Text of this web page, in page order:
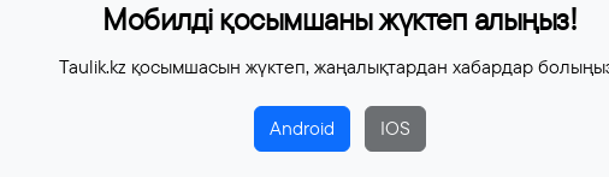
Мобилді қосымшаны жүктеп алыңыз!
Taulik.kz қосымшасын жүктеп, жаңалықтардан хабардар
Android IOS